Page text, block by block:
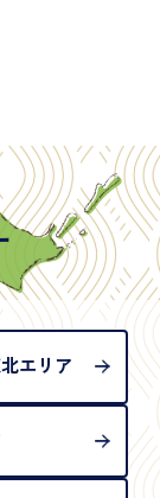
、住所、生
パスポートに
存在しないた
書類として認
）。補助書類
エリア